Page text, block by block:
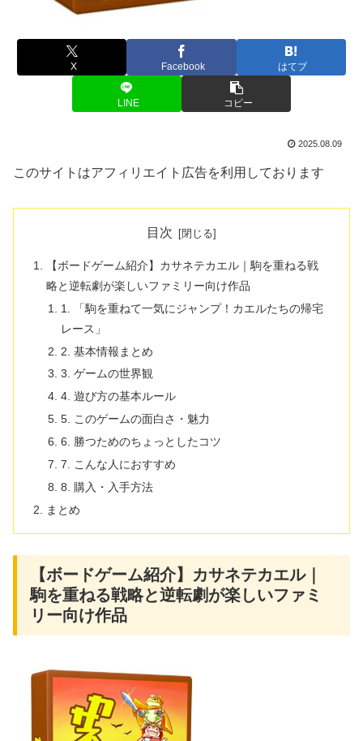
X Facebook はてブ
LINE コピー
2025.08.09
このサイトはアフィリエイト広告を利用しております
目次
【ボードゲーム紹介】カサネテカエル｜駒を重ねる戦
略と逆転劇が楽しいファミリー向け作品
1. 「駒を重ねて一気にジャンプ！カエルたちの帰宅
レース」
2. 基本情報まとめ
3. ゲームの世界観
4. 遊び方の基本ルール
5. このゲームの面白さ・魅力
6. 勝つためのちょっとしたコツ
7. こんな人におすすめ
8. 購入・入手方法
まとめ
【ボードゲーム紹介】カサネテカエル｜
駒を重ねる戦略と逆転劇が楽しいファミ
リー向け作品